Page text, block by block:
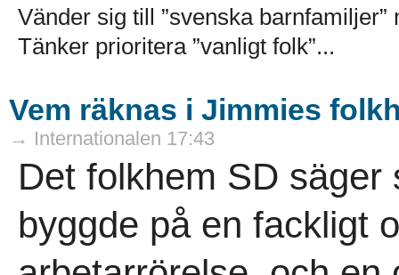
Vänder sig till ”svenska
Tänker prioritera ”vanligt folk”...
Vem räknas i Jimmies
→ Internationalen 17:43
Det folkhem SD
byggde på en fackligt